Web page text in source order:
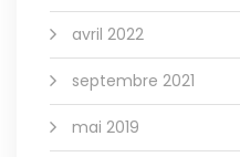
avril 2022
septembre 2021
mai 2019